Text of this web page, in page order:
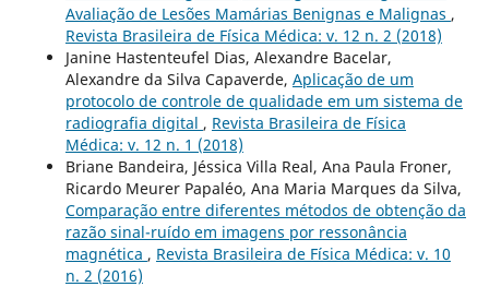
Avaliação de Lesões Mamárias Benignas e Malignas ,
Revista Brasileira de Física Médica: v. 12 n. 2 (2018)
Janine Hastenteufel Dias, Alexandre Bacelar,
Alexandre da Silva Capaverde, Aplicação de um
protocolo de controle de qualidade em um sistema de
radiografia digital , Revista Brasileira de Física
Médica: v. 12 n. 1 (2018)
Briane Bandeira, Jéssica Villa Real, Ana Paula Froner,
Ricardo Meurer Papaléo, Ana Maria Marques da Silva,
Comparação entre diferentes métodos de obtenção da
razão sinal-ruído em imagens por ressonância
magnética , Revista Brasileira de Física Médica: v. 10
n. 2 (2016)